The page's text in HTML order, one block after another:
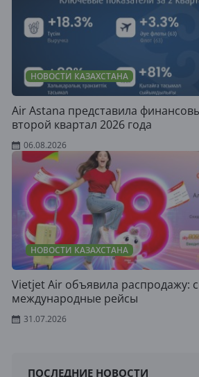
НОВОСТИ КАЗАХСТАНА
Air Astana представила
второй квартал 2026 года
06.08.2026
НОВОСТИ КАЗАХСТАНА
Vietjet Air объявила распродажу:
международные рейсы
31.07.2026
ПОСЛЕДНИЕ НОВОСТИ